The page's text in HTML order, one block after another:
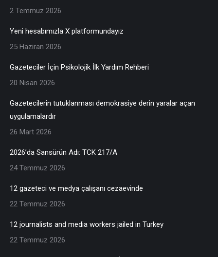
2 Temmuz 2026
Yeni hesabımızla X platformundayız
25 Haziran 2026
Gazeteciler İçin Psikolojik İlk Yardım Rehberi
20 Nisan 2026
Gazetecilerin tutuklanması demokrasiye derin yaralar açan
uygulamalardır
26 Mart 2026
2026’da Sansürün Adı: TCK 217/A
24 Temmuz 2026
12 gazeteci ve medya çalışanı cezaevinde
22 Temmuz 2026
12 journalists and media workers jailed in Turkey
22 Temmuz 2026